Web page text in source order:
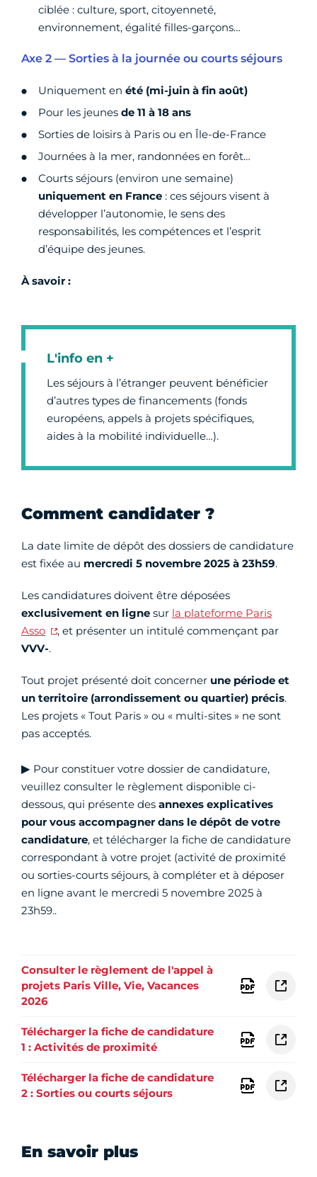
ciblée : culture, sport, citoyenneté,
environnement, égalité filles-garçons…
Axe 2 — Sorties à la journée ou courts séjours
Uniquement en été (mi-juin à fin août)
Pour les jeunes de 11 à 18 ans
Sorties de loisirs à Paris ou en Île-de-France
Journées à la mer, randonnées en forêt…
Courts séjours (environ une semaine)
uniquement en France : ces séjours visent à
développer l’autonomie, le sens des
responsabilités, les compétences et l’esprit
d’équipe des jeunes.
À savoir :
L'info en +
Les séjours à l’étranger peuvent bénéficier
d’autres types de financements (fonds
européens, appels à projets spécifiques,
aides à la mobilité individuelle…).
Comment candidater ?
La date limite de dépôt des dossiers de candidature
est fixée au mercredi 5 novembre 2025 à 23h59.
Les candidatures doivent être déposées
exclusivement en ligne sur la plateforme Paris
Asso
, et présenter un intitulé commençant par
VVV-.
Tout projet présenté doit concerner une période et
un territoire (arrondissement ou quartier) précis.
Les projets « Tout Paris » ou « multi-sites » ne sont
pas acceptés.
▶ Pour constituer votre dossier de candidature,
veuillez consulter le règlement disponible ci-
dessous, qui présente des annexes explicatives
pour vous accompagner dans le dépôt de votre
candidature, et télécharger la fiche de candidature
correspondant à votre projet (activité de proximité
ou sorties-courts séjours, à compléter et à déposer
en ligne avant le mercredi 5 novembre 2025 à
23h59..
Consulter le règlement de l'appel à
projets Paris Ville, Vie, Vacances
2026
Télécharger la fiche de candidature
1 : Activités de proximité
Télécharger la fiche de candidature
2 : Sorties ou courts séjours
En savoir plus